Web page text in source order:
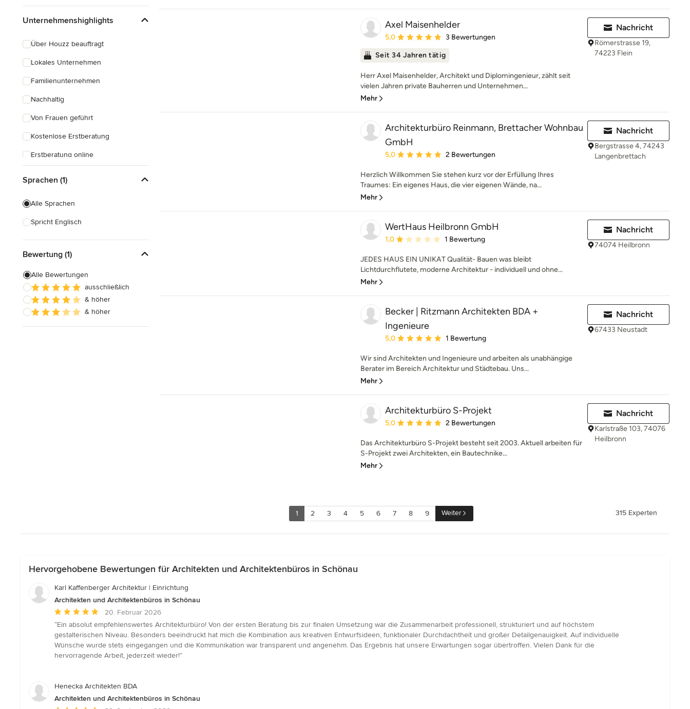
Unternehmenshighlights
Über Houzz beauftragt
Lokales Unternehmen
Familienunternehmen
Nachhaltig
Von Frauen geführt
Kostenlose Erstberatung
Erstberatung online
Sprachen (1)
Alle Sprachen
Spricht Englisch
Bewertung (1)
Alle Bewertungen
ausschließlich
& höher
& höher
Axel Maisenhelder
Durchschnittliche Bewertung: 5 von 5 Sternen
5,0 3 Bewertungen
Seit 34 Jahren tätig
Herr Axel Maisenhelder, Architekt und Diplomingenieur, zählt seit
vielen Jahren private Bauherren und Unternehmen...
Mehr
Nachricht
Römerstrasse 19,
74223 Flein
Architekturbüro Reinmann, Brettacher Wohnbau
GmbH
Durchschnittliche Bewertung: 5 von 5 Sternen
5,0 2 Bewertungen
Herzlich Willkommen Sie stehen kurz vor der Erfüllung Ihres
Traumes: Ein eigenes Haus, die vier eigenen Wände, na...
Mehr
Nachricht
Bergstrasse 4, 74243
Langenbrettach
WertHaus Heilbronn GmbH
Durchschnittliche Bewertung: 1 von 5 Sternen
1,0 1 Bewertung
JEDES HAUS EIN UNIKAT Qualität- Bauen was bleibt
Lichtdurchflutete, moderne Architektur - individuell und ohne...
Mehr
Nachricht
74074 Heilbronn
Becker | Ritzmann Architekten BDA +
Ingenieure
Durchschnittliche Bewertung: 5 von 5 Sternen
5,0 1 Bewertung
Wir sind Architekten und Ingenieure und arbeiten als unabhängige
Berater im Bereich Architektur und Städtebau. Uns...
Mehr
Nachricht
67433 Neustadt
Architekturbüro S-Projekt
Durchschnittliche Bewertung: 5 von 5 Sternen
5,0 2 Bewertungen
Das Architekturbüro S-Projekt besteht seit 2003. Aktuell arbeiten für
S-Projekt zwei Architekten, ein Bautechnike...
Mehr
Nachricht
Karlstraße 103, 74076
Heilbronn
1 2 3 4 5 6 7 8 9 Weiter 315 Experten
Hervorgehobene Bewertungen für Architekten und Architektenbüros in Schönau
Karl Kaffenberger Architektur | Einrichtung
Architekten und Architektenbüros in Schönau
Durchschnittliche
Bewertung:
5
von
5
20. Februar 2026
“Ein absolut empfehlenswertes Architekturbüro! Von der ersten Beratung bis zur finalen Umsetzung war die Zusammenarbeit professionell, strukturiert und auf höchstem
gestalterischen Niveau. Besonders beeindruckt hat mich die Kombination aus kreativen Entwurfsideen, funktionaler Durchdachtheit und großer Detailgenauigkeit. Auf individuelle
Wünsche wurde stets eingegangen und die Kommunikation war transparent und angenehm. Das Ergebnis hat unsere Erwartungen sogar übertroffen. Vielen Dank für die
hervorragende Arbeit, jederzeit wieder!”
Henecka Architekten BDA
Architekten und Architektenbüros in Schönau